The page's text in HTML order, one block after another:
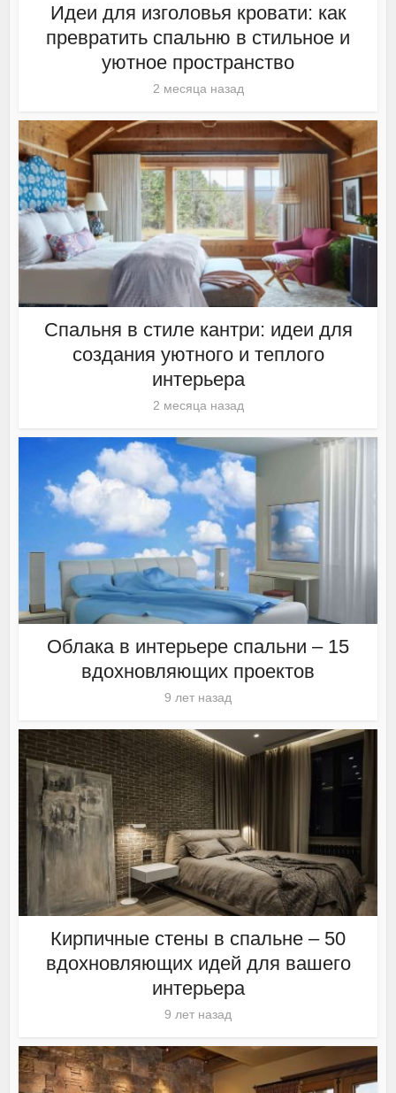
Идеи для изголовья кровати: как
превратить спальню в стильное и
уютное пространство
2 месяца назад
Спальня в стиле кантри: идеи для
создания уютного и теплого
интерьера
2 месяца назад
Облака в интерьере спальни – 15
вдохновляющих проектов
9 лет назад
Кирпичные стены в спальне – 50
вдохновляющих идей для вашего
интерьера
9 лет назад